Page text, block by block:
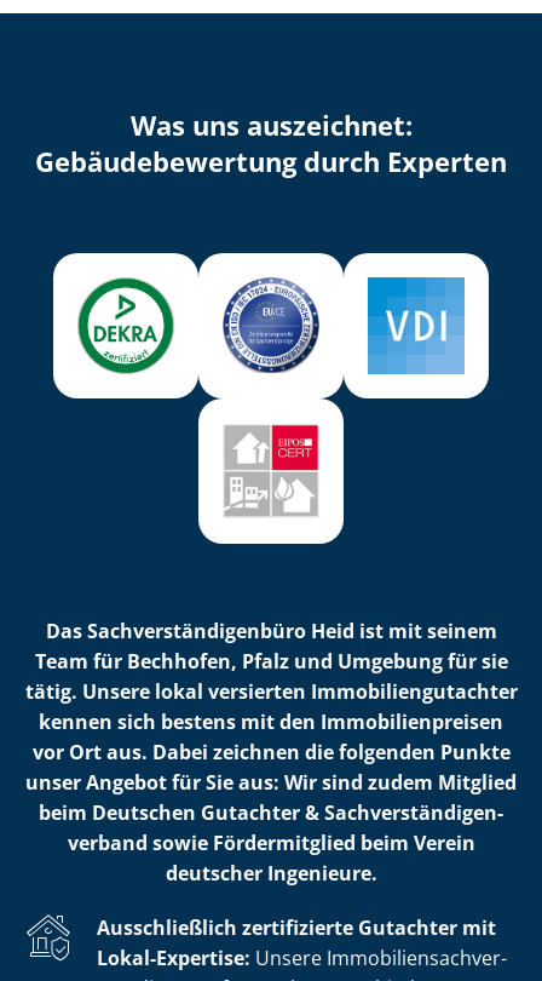
Was uns auszeichnet:
Ge­bäu­de­be­wer­tung durch Experten
Das Sach­ver­stän­di­gen­bü­ro Heid ist mit seinem
Team für Bechhofen, Pfalz und Umgebung für sie
tätig. Unsere lokal versierten Im­mo­bi­li­en­gut­ach­ter
kennen sich bestens mit den Im­mo­bi­li­en­prei­sen
vor Ort aus. Dabei zeichnen die folgenden Punkte
unser Angebot für Sie aus: Wir sind zudem Mitglied
beim Deutschen Gutachter & Sach­ver­stän­di­gen­
ver­band sowie Fördermitglied beim Verein
deutscher Ingenieure.
Ausschließlich zertifizierte Gutachter mit
Lokal-Expertise: Unsere Im­mo­bi­li­en­sach­ver­